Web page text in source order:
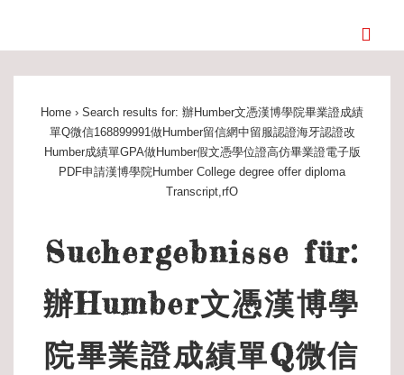
Home › Search results for: 辦Humber文憑漢博學院畢業證成績
單Q微信168899991做Humber留信網中留服認證海牙認證改
Humber成績單GPA做Humber假文憑學位證高仿畢業證電子版
PDF申請漢博學院Humber College degree offer diploma
Transcript,rfO
Suchergebnisse für:
辦Humber文憑漢博學
院畢業證成績單Q微信